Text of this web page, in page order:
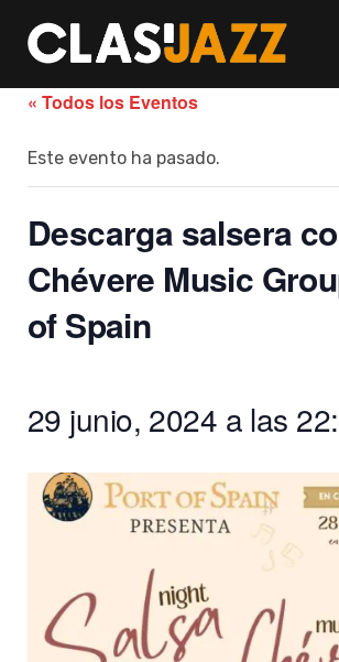
content
« Todos los Eventos
Este evento ha pasado.
Descarga salsera
Chévere Music
of Spain
29 junio, 2024 a las